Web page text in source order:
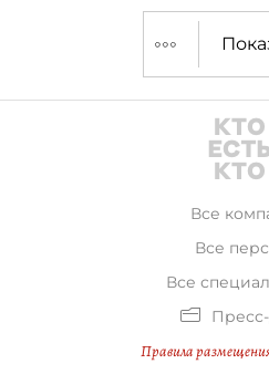
Все
Все
Все
Правила